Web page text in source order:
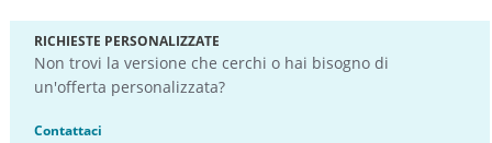
RICHIESTE PERSONALIZZATE
Non trovi la versione che cerchi o hai bisogno di
un'offerta personalizzata?
Contattaci